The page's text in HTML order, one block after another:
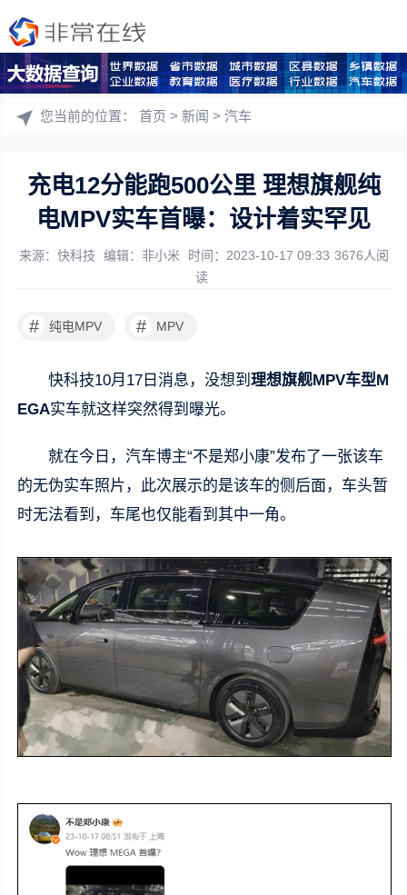
您当前的位置：首页 >新闻 >汽车
充电12分能跑500公里 理想旗舰纯
电MPV实车首曝：设计着实罕见
来源：快科技 编辑：非小米 时间：2023-10-17 09:33 3676人阅
读
# 纯电MPV # MPV
快科技10月17日消息，没想到理想旗舰MPV车型M
EGA实车就这样突然得到曝光。
就在今日，汽车博主“不是郑小康”发布了一张该车
的无伪实车照片，此次展示的是该车的侧后面，车头暂
时无法看到，车尾也仅能看到其中一角。